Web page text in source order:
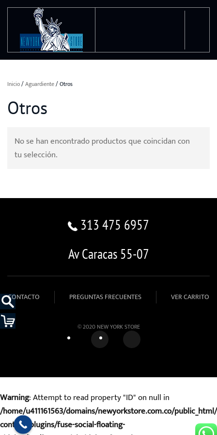
Ir al contenido principal
Inicio/Aguardiente/ Otros
Otros
No se han encontrado productos que coincidan con
tu selección.
313 475 6957
Av Caracas 55-07
CONTACTO PREGUNTAS FRECUENTES VER CARRITO
© 2020 NEW YORK STORE
Warning: Attempt to read property "ID" on null in
/home/u411161563/domains/newyorkstore.com.co/
content/plugins/fuse-social-floating-